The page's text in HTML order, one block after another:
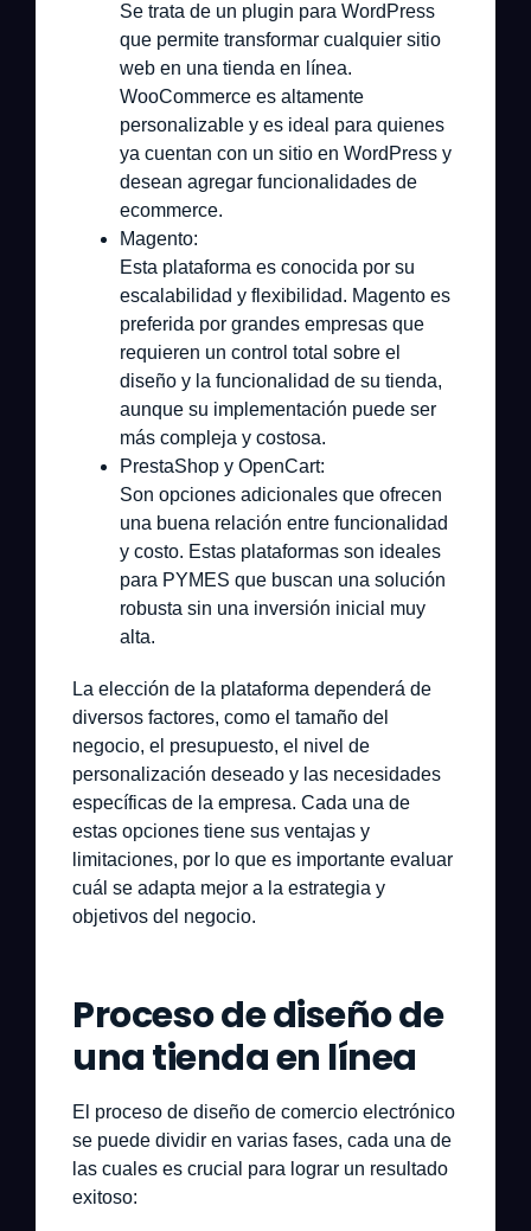
Se trata de un plugin para WordPress
que permite transformar cualquier sitio
web en una tienda en línea.
WooCommerce es altamente
personalizable y es ideal para quienes
ya cuentan con un sitio en WordPress y
desean agregar funcionalidades de
ecommerce.
Magento:
Esta plataforma es conocida por su
escalabilidad y flexibilidad. Magento es
preferida por grandes empresas que
requieren un control total sobre el
diseño y la funcionalidad de su tienda,
aunque su implementación puede ser
más compleja y costosa.
PrestaShop y OpenCart:
Son opciones adicionales que ofrecen
una buena relación entre funcionalidad
y costo. Estas plataformas son ideales
para PYMES que buscan una solución
robusta sin una inversión inicial muy
alta.
La elección de la plataforma dependerá de
diversos factores, como el tamaño del
negocio, el presupuesto, el nivel de
personalización deseado y las necesidades
específicas de la empresa. Cada una de
estas opciones tiene sus ventajas y
limitaciones, por lo que es importante evaluar
cuál se adapta mejor a la estrategia y
objetivos del negocio.
Proceso de diseño de
una tienda en línea
El proceso de diseño de comercio electrónico
se puede dividir en varias fases, cada una de
las cuales es crucial para lograr un resultado
exitoso: